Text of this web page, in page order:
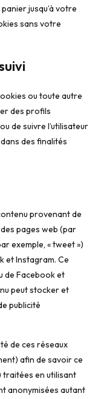
jusqu’à votre
sans votre
ou toute autre
des profils
de suivre l’utilisateur
des finalités
provenant de
pages web (par
exemple, « tweet »)
et Instagram. Ce
de Facebook et
peut stocker et
publicité
de ces réseaux
afin de savoir ce
traitées en utilisant
anonymisées autant